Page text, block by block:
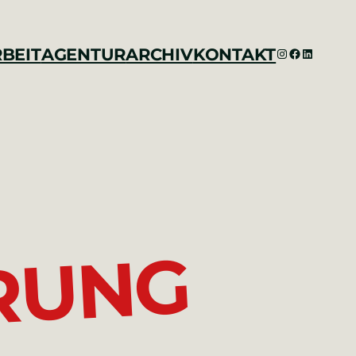
AGENTURARCHIVKONTAKTINSTAGRAM